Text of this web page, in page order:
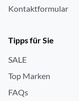
Kontaktformular
Tipps für Sie
SALE
Top Marken
FAQs